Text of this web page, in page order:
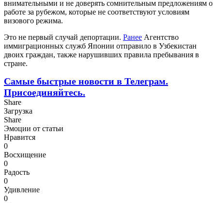
внимательными и не доверять сомнительным предложениям о
работе за рубежом, которые не соответствуют условиям
визового режима.
Это не первый случай депортации. Ранее Агентство
иммиграционных служб Японии отправило в Узбекистан
двоих граждан, также нарушивших правила пребывания в
стране.
Самые быстрые новости в Телеграм.
Присоединяйтесь.
Share
Загрузка
Share
Эмоции от статьи
Нравится
0
Восхищение
0
Радость
0
Удивление
0